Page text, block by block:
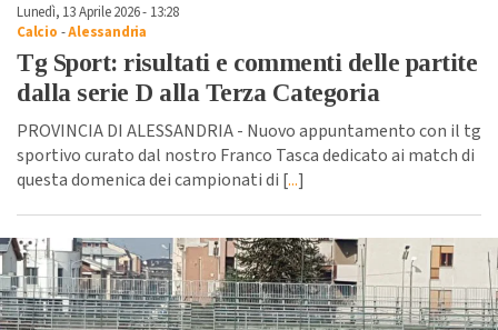
Lunedì, 13 Aprile 2026 - 13:28
Calcio -Alessandria
Tg Sport: risultati e commenti delle partite
dalla serie D alla Terza Categoria
PROVINCIA DI ALESSANDRIA - Nuovo appuntamento con il tg
sportivo curato dal nostro Franco Tasca dedicato ai match di
questa domenica dei campionati di [...]